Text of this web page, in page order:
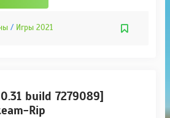
/ Игры 2021
build 7279089]
Rip